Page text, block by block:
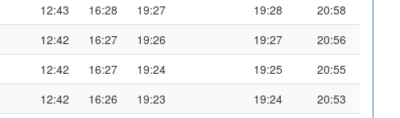
12:43 16:28 19:27 19:28
20:58
12:42 16:27 19:26 19:27
20:56
12:42 16:27 19:24 19:25
20:55
12:42 16:26 19:23 19:24
20:53